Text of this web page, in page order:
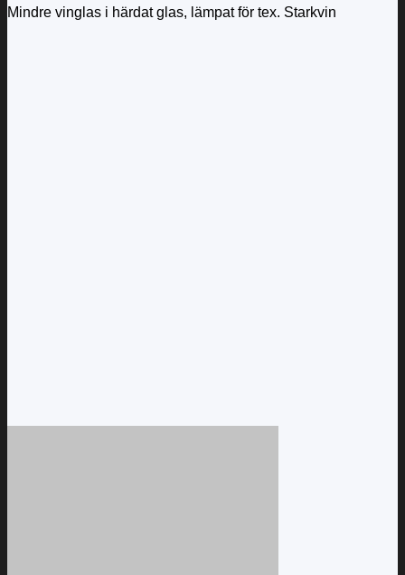
Mindre vinglas i härdat glas, lämpat för tex. Starkvin